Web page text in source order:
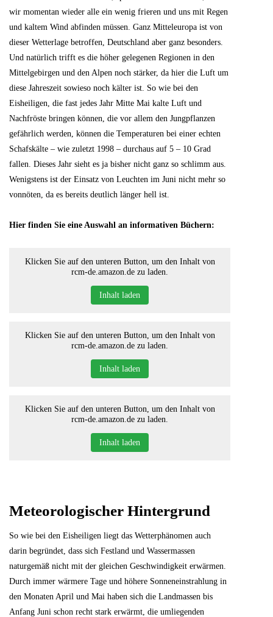
wir momentan wieder alle ein wenig frieren und uns mit Regen
und kaltem Wind abfinden müssen. Ganz Mitteleuropa ist von
dieser Wetterlage betroffen, Deutschland aber ganz besonders.
Und natürlich trifft es die höher gelegenen Regionen in den
Mittelgebirgen und den Alpen noch stärker, da hier die Luft um
diese Jahreszeit sowieso noch kälter ist. So wie bei den
Eisheiligen, die fast jedes Jahr Mitte Mai kalte Luft und
Nachfröste bringen können, die vor allem den Jungpflanzen
gefährlich werden, können die Temperaturen bei einer echten
Schafskälte – wie zuletzt 1998 – durchaus auf 5 – 10 Grad
fallen. Dieses Jahr sieht es ja bisher nicht ganz so schlimm aus.
Wenigstens ist der Einsatz von Leuchten im Juni nicht mehr so
vonnöten, da es bereits deutlich länger hell ist.
Hier finden Sie eine Auswahl an informativen Büchern:
Klicken Sie auf den unteren Button, um den Inhalt von
rcm-de.amazon.de zu laden.
Inhalt laden
Klicken Sie auf den unteren Button, um den Inhalt von
rcm-de.amazon.de zu laden.
Inhalt laden
Klicken Sie auf den unteren Button, um den Inhalt von
rcm-de.amazon.de zu laden.
Inhalt laden
Meteorologischer Hintergrund
So wie bei den Eisheiligen liegt das Wetterphänomen auch
darin begründet, dass sich Festland und Wassermassen
naturgemäß nicht mit der gleichen Geschwindigkeit erwärmen.
Durch immer wärmere Tage und höhere Sonneneinstrahlung in
den Monaten April und Mai haben sich die Landmassen bis
Anfang Juni schon recht stark erwärmt, die umliegenden